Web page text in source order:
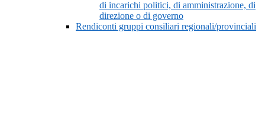
di incarichi politici, di amministrazione, di
direzione o di governo
Rendiconti gruppi consiliari regionali/provinciali